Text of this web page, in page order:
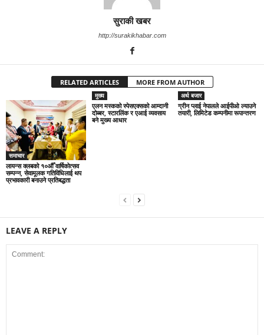
सुराकी खबर
http://surakikhabar.com
RELATED ARTICLES MORE FROM AUTHOR
समाचार
लायन्स क्लबको १०औँ वार्षिकोत्सव
सम्पन्न, सेवामूलक गतिविधिलाई थप
प्रभावकारी बनाउने प्रतिबद्धता
मुख्य
एलन मस्कको स्पेसएक्सको आम्दानी
दोब्बर, स्टारलिंक र एआई व्यवसाय
बने मुख्य आधार
अर्थ बजार
ग्रीन प्लाई नेपालले आईपीओ ल्याउने
तयारी, लिमिटेड कम्पनीमा रूपान्तरण
LEAVE A REPLY